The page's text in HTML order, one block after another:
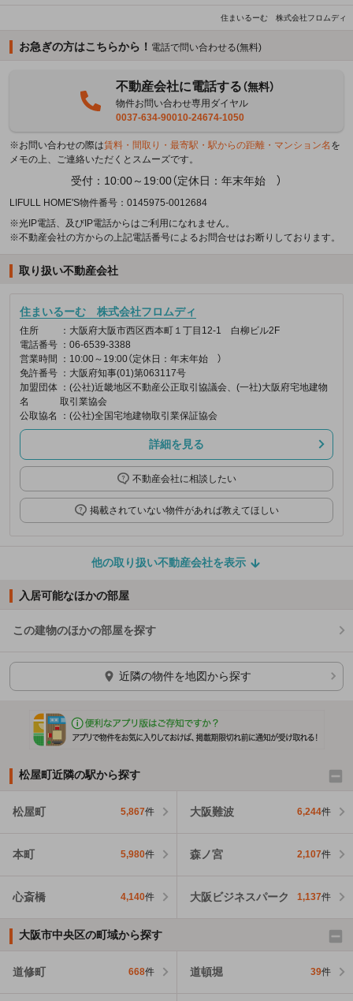
住まいるーむ 株式会社フロムディ
お急ぎの方はこちらから！ 電話で問い合わせる(無料)
不動産会社に電話する（無料）
物件お問い合わせ専用ダイヤル
0037-634-90010-24674-1050
※お問い合わせの際は賃料・間取り・最寄駅・駅からの距離・マンション名 を
メモの上、ご連絡いただくとスムーズです。
受付：10:00～19:00（定休日：年末年始 ）
LIFULL HOME'S物件番号：0145975-0012684
※光IP電話、及びIP電話からはご利用になれません。
※不動産会社の方からの上記電話番号によるお問合せはお断りしております。
取り扱い不動産会社
住まいるーむ 株式会社フロムディ
住所
：大阪府大阪市西区西本町１丁目12-1 白柳ビル2F
電話番号 ：06-6539-3388
営業時間
：10:00～19:00（定休日：年末年始 ）
免許番号 ：大阪府知事(01)第063117号
加盟団体
名
：(公社)近畿地区不動産公正取引協議会、(一社)大阪府宅地建物
取引業協会
公取協名
：(公社)全国宅地建物取引業保証協会
詳細を見る
不動産会社に相談したい
掲載されていない物件があれば教えてほしい
他の取り扱い不動産会社を表示
入居可能なほかの部屋
この建物のほかの部屋を探す
ほかの部屋を検索中…
近隣の物件を地図から探す
松屋町近隣の駅から探す
松屋町 5,867件 大阪難波 6,244件
本町 5,980件 森ノ宮 2,107件
心斎橋 4,140件 大阪ビジネスパーク 1,137件
大阪市中央区の町域から探す
道修町 668件 道頓堀 39件